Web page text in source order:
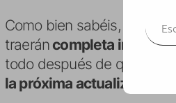
Como bien sabéis, tanto
traerán completa
todo después de que
la próxima actualización